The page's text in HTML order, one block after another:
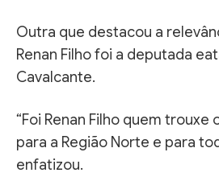
Outra que destacou a
Renan Filho foi a deputada
Cavalcante.
“Foi Renan Filho quem
para a Região Norte e para
enfatizou.